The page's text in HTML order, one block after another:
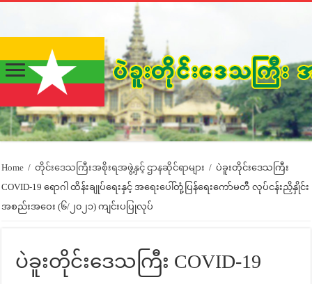
Home / တိုင်းဒေသကြီးအစိုးရအဖွဲ့နှင့် ဌာနဆိုင်ရာများ / ပဲခူးတိုင်းဒေသကြီး
COVID-19 ရောဂါ ထိန်းချုပ်ရေးနှင့် အရေးပေါ်တုံ့ပြန်ရေးကော်မတီ လုပ်ငန်းညှိနှိုင်း
အစည်းအဝေး (၆/၂၀၂၁) ကျင်းပပြုလုပ်
ပဲခူးတိုင်းဒေသကြီး COVID-19